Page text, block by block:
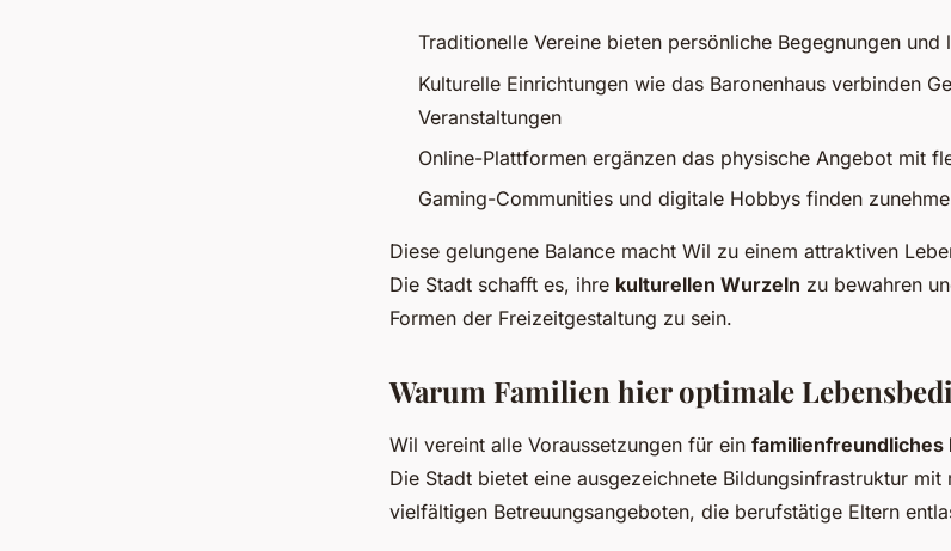
Traditionelle Vereine bieten persönliche Begegnungen und
Kulturelle Einrichtungen wie das Baronenhaus verbinden
Veranstaltungen
Online-Plattformen ergänzen das physische Angebot mit
Gaming-Communities und digitale Hobbys finden
Diese gelungene Balance macht Wil zu einem attraktiven
Die Stadt schafft es, ihre kulturellen Wurzeln zu bewahren
Formen der Freizeitgestaltung zu sein.
Warum Familien hier optimale
Wil vereint alle Voraussetzungen für ein familienfreundliches
Die Stadt bietet eine ausgezeichnete Bildungsinfrastruktur mit
vielfältigen Betreuungsangeboten, die berufstätige Eltern